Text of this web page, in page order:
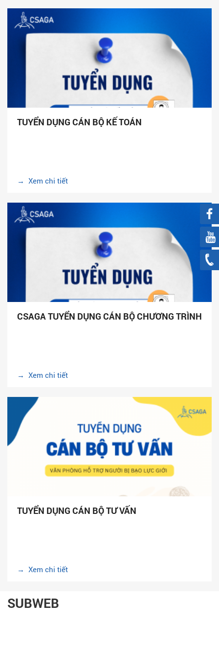
TUYỂN DỤNG CÁN BỘ KẾ TOÁN
→ Xem chi tiết
CSAGA TUYỂN DỤNG CÁN BỘ CHƯƠNG TRÌNH
→ Xem chi tiết
TUYỂN DỤNG CÁN BỘ TƯ VẤN
→ Xem chi tiết
SUBWEB